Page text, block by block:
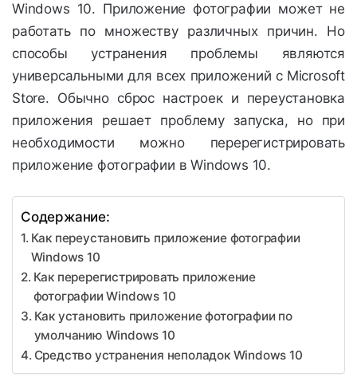
Windows 10. Приложение фотографии может не
работать по множеству различных причин. Но
способы устранения проблемы являются
универсальными для всех приложений с Microsoft
Store. Обычно сброс настроек и переустановка
приложения решает проблему запуска, но при
необходимости можно перерегистрировать
приложение фотографии в Windows 10.
Содержание:
Как переустановить приложение фотографии
Windows 10
Как перерегистрировать приложение
фотографии Windows 10
Как установить приложение фотографии по
умолчанию Windows 10
Средство устранения неполадок Windows 10